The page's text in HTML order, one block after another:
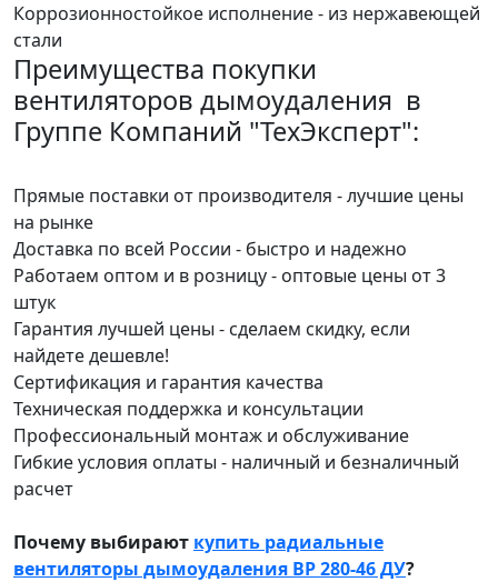
Коррозионностойкое исполнение - из нержавеющей
стали
Преимущества покупки
вентиляторов дымоудаления в
Группе Компаний "ТехЭксперт":
Прямые поставки от производителя - лучшие цены
на рынке
Доставка по всей России - быстро и надежно
Работаем оптом и в розницу - оптовые цены от 3
штук
Гарантия лучшей цены - сделаем скидку, если
найдете дешевле!
Сертификация и гарантия качества
Техническая поддержка и консультации
Профессиональный монтаж и обслуживание
Гибкие условия оплаты - наличный и безналичный
расчет
Почему выбирают купить радиальные
вентиляторы дымоудаления ВР 280-46 ДУ?